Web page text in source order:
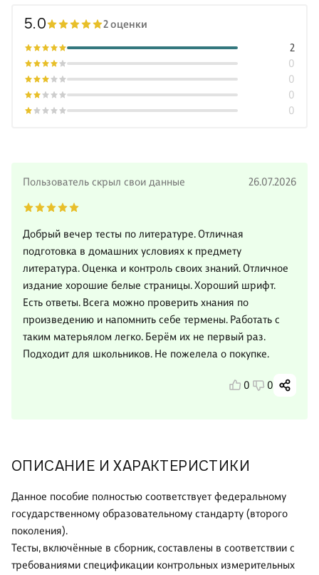
ОПИСАНИЕ И ХАРАКТЕРИСТИКИ
Данное пособие полностью соответствует федеральному
государственному образовательному стандарту (второго
поколения).
Тесты, включённые в сборник, составлены в соответствии с
требованиями спецификации контрольных измерительных
5.0 2 оценки
0
0
0
0
2
Пользователь скрыл свои данные 26.07.2026
Добрый вечер тесты по литературе. Отличная
подготовка в домашних условиях к предмету
литература. Оценка и контроль своих знаний. Отличное
издание хорошие белые страницы. Хороший шрифт.
Есть ответы. Всега можно проверить хнания по
произведению и напомнить себе термены. Работать с
таким матерьялом легко. Берём их не первый раз.
Подходит для школьников. Не пожелела о покупке.
0 0